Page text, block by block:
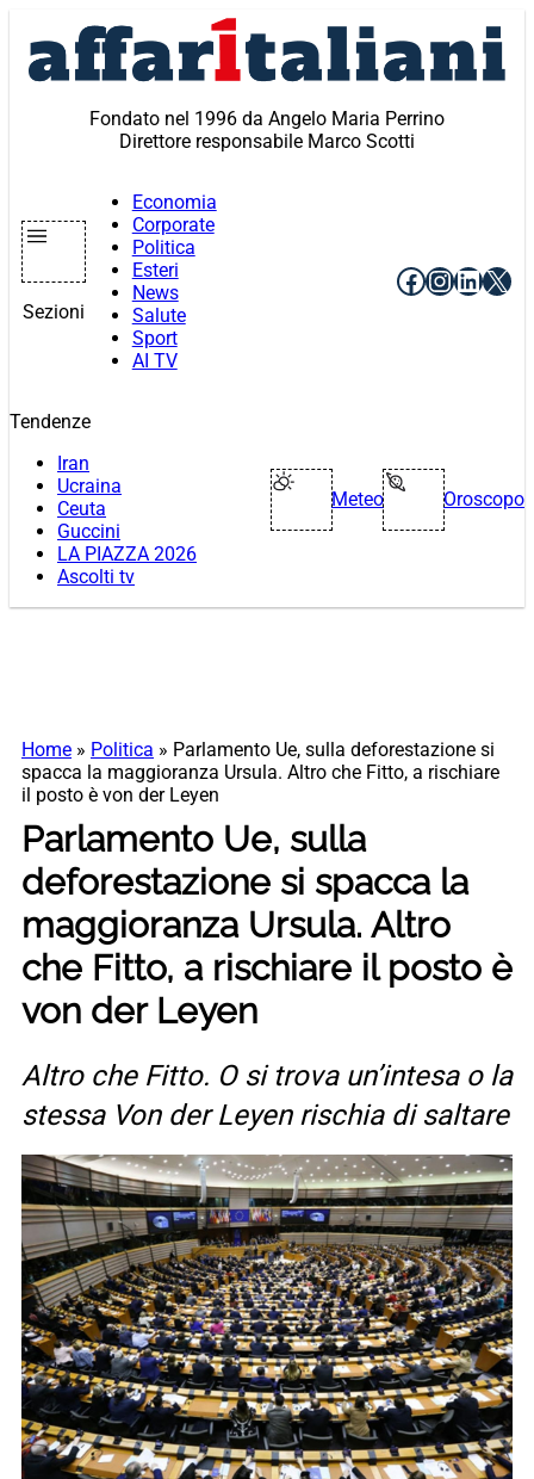
contenuto
Fondato nel 1996 da Angelo Maria Perrino
Direttore responsabile Marco Scotti
Sezioni
Economia
Corporate
Politica
Esteri
News
Salute
Sport
AI TV
Facebook
X
Tendenze
Iran
Ucraina
Ceuta
Guccini
LA PIAZZA 2026
Ascolti tv
Meteo Oroscopo
Home » Politica » Parlamento Ue, sulla deforestazione si
spacca la maggioranza Ursula. Altro che Fitto, a rischiare
il posto è von der Leyen
Parlamento Ue, sulla
deforestazione si spacca la
maggioranza Ursula. Altro
che Fitto, a rischiare il posto è
von der Leyen
Altro che Fitto. O si trova un’intesa o la
stessa Von der Leyen rischia di saltare